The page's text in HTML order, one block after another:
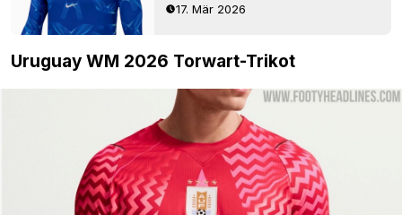
17. Mär 2026
Uruguay WM 2026 Torwart-Trikot